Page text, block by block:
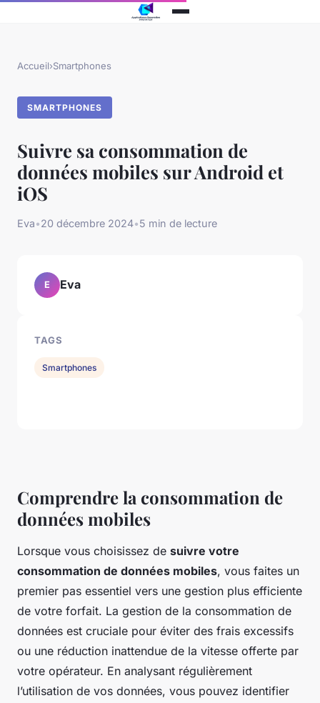
Accueil›Smartphones
SMARTPHONES
Suivre sa consommation de
données mobiles sur Android et
iOS
Eva•20 décembre 2024•5 min de lecture
Comprendre la consommation de
données mobiles
Lorsque vous choisissez de suivre votre
consommation de données mobiles, vous faites un
premier pas essentiel vers une gestion plus efficiente
de votre forfait. La gestion de la consommation de
données est cruciale pour éviter des frais excessifs
ou une réduction inattendue de la vitesse offerte par
votre opérateur. En analysant régulièrement
l’utilisation de vos données, vous pouvez identifier
E Eva
TAGS
Smartphones